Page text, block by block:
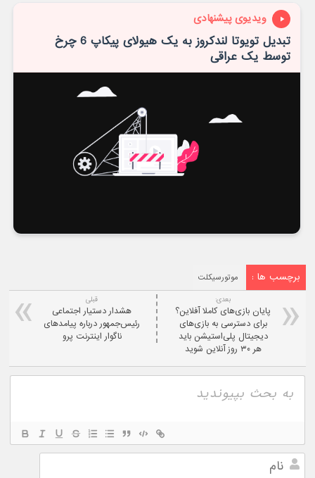
ویدیوی پیشنهادی
تبدیل تویوتا لندکروز به یک هیولای پیکاپ 6 چرخ
توسط یک عراقی
برچسب ها : موتورسیکلت
قبلی
هشدار دستیار اجتماعی
رئیس‌جمهور درباره پیامدهای
ناگوار اینترنت پرو
بعدی:
پایان بازی‌های کاملا آفلاین؟
برای دسترسی به بازی‌های
دیجیتال پلی‌استیشن باید
هر ۳۰ روز آنلاین شوید
نام